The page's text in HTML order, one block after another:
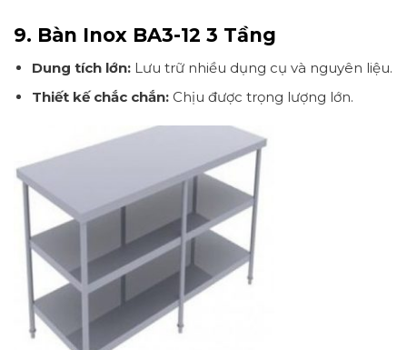
9. Bàn Inox BA3-12 3 Tầng
Dung tích lớn:Lưu trữ nhiều dụng cụ và nguyên liệu.
Thiết kế chắc chắn:Chịu được trọng lượng lớn.